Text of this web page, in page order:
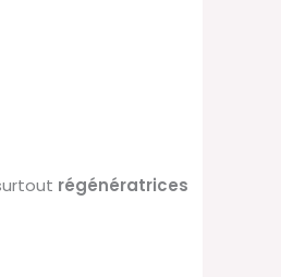
régénératrices